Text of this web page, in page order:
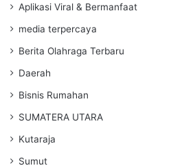
Aplikasi Viral & Bermanfaat
media terpercaya
Berita Olahraga Terbaru
Daerah
Bisnis Rumahan
SUMATERA UTARA
Kutaraja
Sumut